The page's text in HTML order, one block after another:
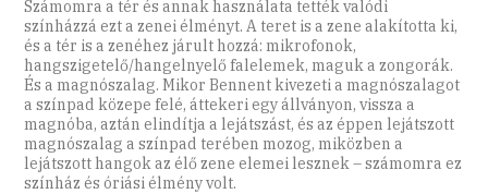
Számomra a tér és annak használata tették valódi
színházzá ezt a zenei élményt. A teret is a zene alakította ki,
és a tér is a zenéhez járult hozzá: mikrofonok,
hangszigetelő/hangelnyelő falelemek, maguk a zongorák.
És a magnószalag. Mikor Bennent kivezeti a magnószalagot
a színpad közepe felé, áttekeri egy állványon, vissza a
magnóba, aztán elindítja a lejátszást, és az éppen lejátszott
magnószalag a színpad terében mozog, miközben a
lejátszott hangok az élő zene elemei lesznek – számomra ez
színház és óriási élmény volt.